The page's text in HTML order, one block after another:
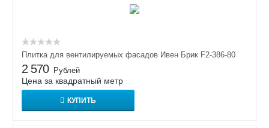
Плитка для вентилируемых фасадов Ивен Брик F2-386-80
2 570 Рублей
Цена за квадратный метр
КУПИТЬ